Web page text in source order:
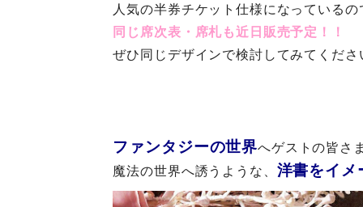
人気の半券チケット仕様になっている
同じ席次表・席札も近日販売予定！！
ぜひ同じデザインで検討してみてくださ
ファンタジーの世界へゲストの皆さ
魔法の世界へ誘うような、 洋書をイメ